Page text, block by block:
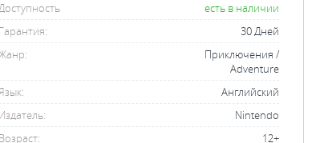
есть в наличии
Гарантия:
30 Дней
Приключения /
Adventure
Английский
Издатель:
Nintendo
Возраст:
12+